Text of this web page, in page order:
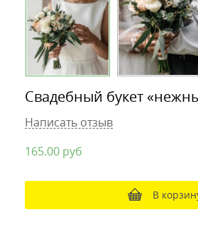
Свадебный букет
Написать отзыв
165.00 руб
В